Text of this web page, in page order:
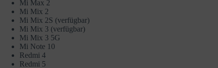
Mi Max 2
Mi Mix 2
Mi Mix 2S (verfügbar)
Mi Mix 3 (verfügbar)
Mi Mix 3 5G
Mi Note 10
Redmi 4
Redmi 5